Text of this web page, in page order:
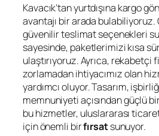
Kavacık’tan yurtdışına kargo
avantajı bir arada bulabiliyoruz.
güvenilir teslimat seçenekleri
sayesinde, paketlerimizi kısa
ulaştırıyoruz. Ayrıca,
zorlamadan ihtiyacımız olan
yardımcı oluyor. Tasarım,
memnuniyeti açısından güçlü
bu hizmetler, uluslararası
için önemli birfırsatsunuyor.